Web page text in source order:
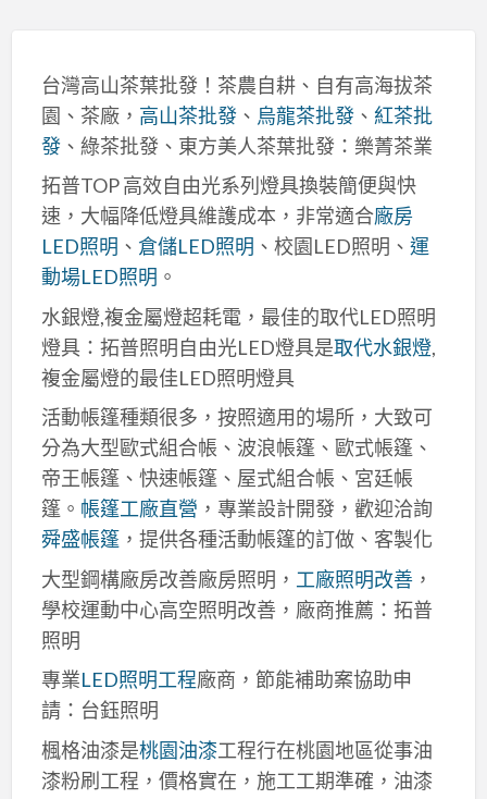
台灣高山茶葉批發！茶農自耕、自有高海拔茶
園、茶廠， 高山茶批發、 烏龍茶批發、 紅茶批
發、綠茶批發、東方美人茶葉批發：樂菁茶業
拓普TOP 高效自由光系列燈具換裝簡便與快
速，大幅降低燈具維護成本，非常適合廠房
LED照明 、 倉儲LED照明 、校園LED照明、 運
動場LED照明 。
水銀燈,複金屬燈超耗電，最佳的取代LED照明
燈具：拓普照明自由光LED燈具是取代水銀燈,
複金屬燈的最佳LED照明燈具
活動帳篷種類很多，按照適用的場所，大致可
分為大型歐式組合帳、波浪帳篷、歐式帳篷、
帝王帳篷、快速帳篷、屋式組合帳、宮廷帳
篷。 帳篷工廠直營 ，專業設計開發，歡迎洽詢
舜盛帳篷，提供各種活動帳篷的訂做、客製化
大型鋼構廠房改善廠房照明， 工廠照明改善，
學校運動中心高空照明改善，廠商推薦：拓普
照明
專業LED照明工程廠商，節能補助案協助申
請：台鈺照明
楓格油漆是桃園油漆工程行在桃園地區從事油
漆粉刷工程，價格實在，施工工期準確，油漆